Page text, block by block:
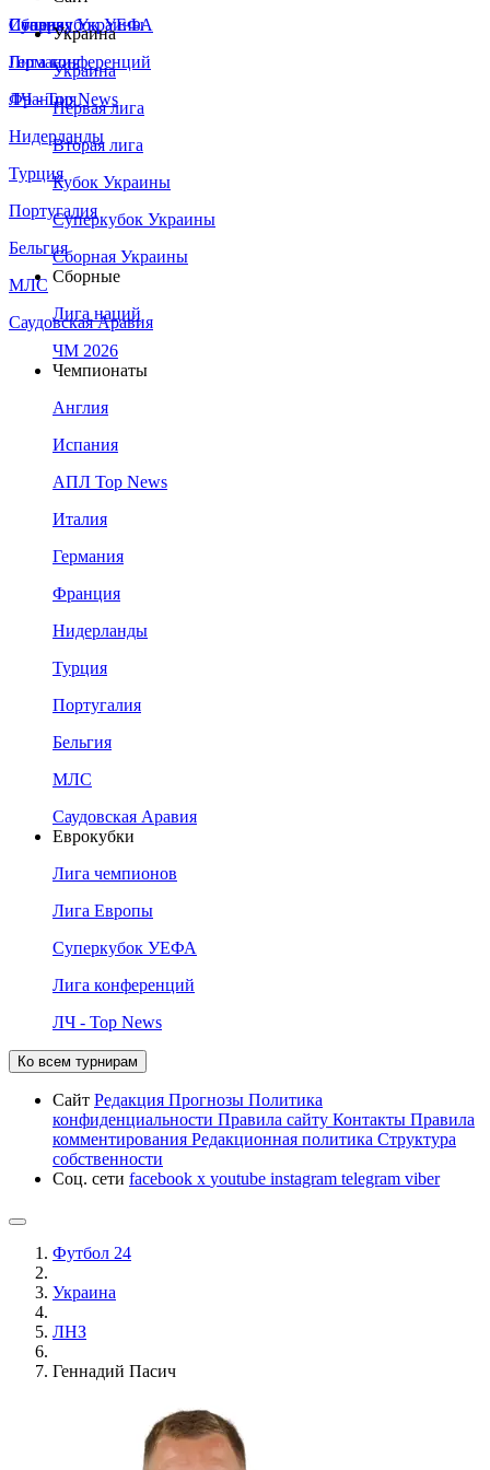
Сборная Украины
Италия
Германия
Франция
Нидерланды
Турция
Португалия
Бельгия
МЛС
Саудовская Аравия
Суперкубок УЕФА
Лига конференций
ЛЧ - Top News
Украина
Украина
Первая лига
Вторая лига
Кубок Украины
Суперкубок Украины
Сборная Украины
Сборные
Лига наций
ЧМ 2026
Чемпионаты
Англия
Испания
АПЛ Top News
Италия
Германия
Франция
Нидерланды
Турция
Португалия
Бельгия
МЛС
Саудовская Аравия
Еврокубки
Лига чемпионов
Лига Европы
Суперкубок УЕФА
Лига конференций
ЛЧ - Top News
Ко всем турнирам
Сайт Редакция Прогнозы Политика
конфиденциальности Правила сайту Контакты Правила
комментирования Редакционная политика Структура
собственности
Соц. сети facebook x youtube instagram telegram viber
Футбол 24
Украина
ЛНЗ
Геннадий Пасич